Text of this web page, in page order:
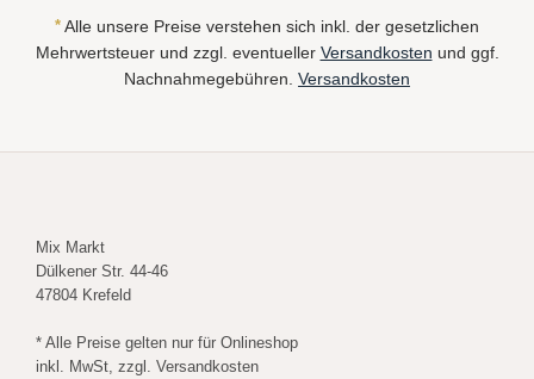
* Alle unsere Preise verstehen sich inkl. der gesetzlichen
Mehrwertsteuer und zzgl. eventueller Versandkosten und ggf.
Nachnahmegebühren. Versandkosten
Mix Markt
Dülkener Str. 44-46
47804 Krefeld
* Alle Preise gelten nur für Onlineshop
inkl. MwSt, zzgl. Versandkosten